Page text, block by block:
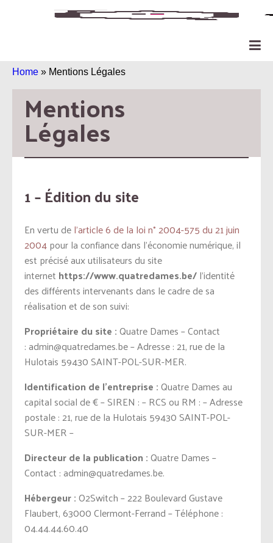
Home » Mentions Légales
Mentions
Légales
1 – Édition du site
En vertu del’article 6 de la loi n° 2004-575 du 21 juin
2004pour la confiance dans l’économie numérique, il
est précisé aux utilisateurs du site
internet https://www.quatredames.be/l’identité
des différents intervenants dans le cadre de sa
réalisation et de son suivi:
Propriétaire du site :Quatre Dames– Contact
:admin@quatredames.be– Adresse :21, rue de la
Hulotais 59430 SAINT-POL-SUR-MER.
Identification de l’entreprise :Quatre Damesau
capital social de € – SIREN : – RCS ou RM : – Adresse
postale :21, rue de la Hulotais 59430 SAINT-POL-
SUR-MER–
Directeur de la publication :Quatre Dames–
Contact :admin@quatredames.be.
Hébergeur :O2Switch – 222 Boulevard Gustave
Flaubert, 63000 Clermont-Ferrand – Téléphone :
04.44.44.60.40